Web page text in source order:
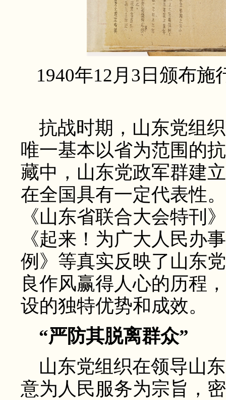
1940年12月3日颁布
抗战时期，山东党组
唯一基本以省为范围的
藏中，山东党政军群建
在全国具有一定代表性
《山东省联合大会特刊
《起来！为广大人民办
例》等真实反映了山东
良作风赢得人心的历程
设的独特优势和成效。
“严防其脱离群众”
山东党组织在领导山
意为人民服务为宗旨，